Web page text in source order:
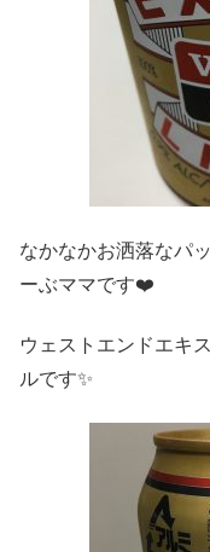
なかなかお洒落なパ
ーぶママです❤️
ウェストエンドエキ
ルです✨